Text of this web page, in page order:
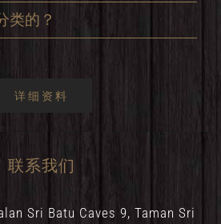
类的？
详细资料
联系我们
Sri Batu Caves 9, Taman Sri